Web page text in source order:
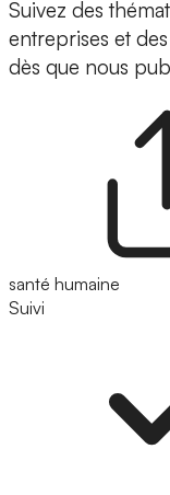
Suivez des
entreprises et
dès que nous
santé humaine
Suivi